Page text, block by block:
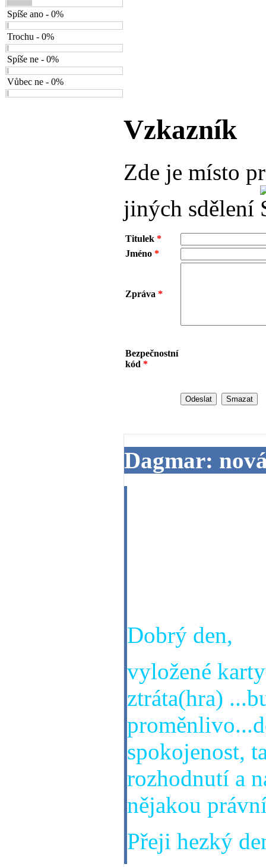
Spíše ano - 0%
Trochu - 0%
Spíše ne - 0%
Vůbec ne - 0%
Vzkazník
Zde je místo
jiných sdělení
Titulek *
Jméno *
Zpráva *
Bezpečnostní
kód *
Dagmar:
Dobrý den,
vyložené
ztráta(hra)
spokojenost,
rozhodnutí a
nějakou
Přeji hezký